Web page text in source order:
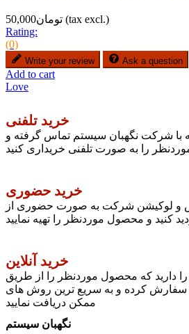
تومان50,000 (tax excl.)
Rating:
(0)
Write your review Ask a question
Add to cart
Love
خرید تلفنی
با شرکت نگهبان سیستم تماس گرفته و
را به صورت تلفنی خریداری کنید
خرید حضوری
و لوکیشن شرکت به صورت حضوری از
کنید و محصول موردنظر را تهیه نمایید
خرید آنلاین
دارید که محصول موردنظر را از طریق
سفارش کرده و به سریع ترین روش های
ممکن دریافت نمایید
نگهبان سیستم